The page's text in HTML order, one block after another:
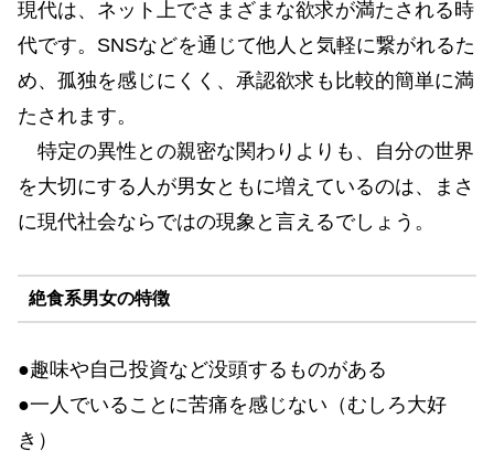
現代は、ネット上でさまざまな欲求が満たされる時
代です。SNSなどを通じて他人と気軽に繋がれるた
め、孤独を感じにくく、承認欲求も比較的簡単に満
たされます。
特定の異性との親密な関わりよりも、自分の世界
を大切にする人が男女ともに増えているのは、まさ
に現代社会ならではの現象と言えるでしょう。
絶食系男女の特徴
●趣味や自己投資など没頭するものがある
●一人でいることに苦痛を感じない（むしろ大好
き）